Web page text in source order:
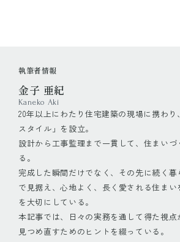
執筆者情報
金子 亜紀
Kaneko Aki
20年以上にわたり住宅建築の現場に携わり
スタイル」を設立。
設計から工事監理まで一貫して、住まい
る。
完成した瞬間だけでなく、その先に続く暮
で見据え、心地よく、長く愛される住まい
を大切にしている。
本記事では、日々の実務を通して得た視点
見つめ直すためのヒントを綴っている。